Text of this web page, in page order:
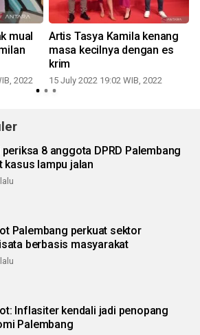
mual
2022
Artis Tasya Kamila kenang
masa kecilnya dengan es
krim
15 July 2022 19:02 WIB, 2022
periksa 8 anggota DPRD Palembang
kasus lampu jalan
Palembang perkuat sektor
berbasis masyarakat
Inflasiter kendali jadi penopang
Palembang